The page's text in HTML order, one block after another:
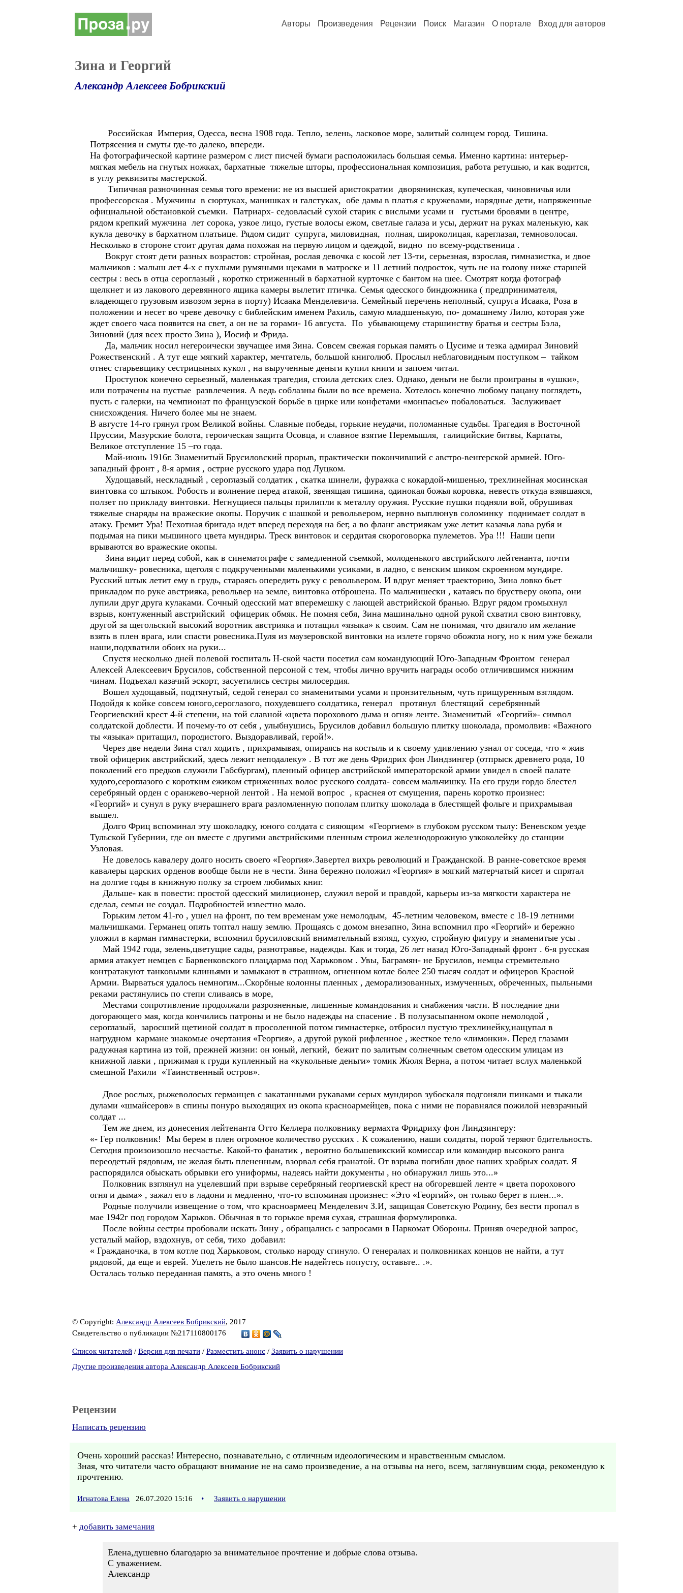
Авторы Произведения Рецензии Поиск Магазин О портале Вход для авторов
Зина и Георгий
Александр Алексеев Бобрикский
Российская Империя, Одесса, весна 1908 года. Тепло, зелень, ласковое море, залитый солнцем город. Тишина.
Потрясения и смуты где-то далеко, впереди.
На фотографической картине размером с лист писчей бумаги расположилась большая семья. Именно картина: интерьер-
мягкая мебель на гнутых ножках, бархатные тяжелые шторы, профессиональная композиция, работа ретушью, и как водится,
в углу реквизиты мастерской.
Типичная разночинная семья того времени: не из высшей аристократии дворянинская, купеческая, чиновничья или
профессорская . Мужчины в сюртуках, манишках и галстуках, обе дамы в платья с кружевами, нарядные дети, напряженные
официальной обстановкой съемки. Патриарх- седовласый сухой старик с вислыми усами и густыми бровями в центре,
рядом крепкий мужчина лет сорока, узкое лицо, густые волосы ежом, светлые галаза и усы, держит на руках маленькую, как
кукла девочку в бархатном платьице. Рядом сидит супруга, миловидная, полная, широколицая, кареглазая, темноволосая.
Несколько в стороне стоит другая дама похожая на первую лицом и одеждой, видно по всему-родственица .
Вокруг стоят дети разных возрастов: стройная, рослая девочка с косой лет 13-ти, серьезная, взрослая, гимназистка, и двое
мальчиков : малыш лет 4-х с пухлыми румяными щеками в матроске и 11 летний подросток, чуть не на голову ниже старшей
сестры : весь в отца сероглазый , коротко стриженный в бархатной курточке с бантом на шее. Смотрят когда фотограф
щелкнет и из лакового деревянного ящика камеры вылетит птичка. Семья одесского биндюжника ( предпринимателя,
владеющего грузовым извозом зерна в порту) Исаака Менделевича. Семейный перечень неполный, супруга Исаака, Роза в
положении и несет во чреве девочку с библейским именем Рахиль, самую младшенькую, по- домашнему Лилю, которая уже
ждет своего часа появится на свет, а он не за горами- 16 августа. По убывающему старшинству братья и сестры Бэла,
Зиновий (для всех просто Зина ), Иосиф и Фрида.
Да, мальчик носил негероически звучащее имя Зина. Совсем свежая горькая память о Цусиме и тезка адмирал Зиновий
Рожественский . А тут еще мягкий характер, мечтатель, большой книголюб. Прослыл неблаговидным поступком – тайком
отнес старьевщику сестрицыных кукол , на вырученные деньги купил книги и запоем читал.
Проступок конечно серьезный, маленькая трагедия, стоила детских слез. Однако, деньги не были проиграны в «ушки»,
или потрачены на пустые развлечения. А ведь соблазны были во все времена. Хотелось конечно любому пацану поглядеть,
пусть с галерки, на чемпионат по французской борьбе в цирке или конфетами «монпасье» побаловаться. Заслуживает
снисхождения. Ничего более мы не знаем.
В августе 14-го грянул гром Великой войны. Славные победы, горькие неудачи, поломанные судьбы. Трагедия в Восточной
Пруссии, Мазурские болота, героическая защита Осовца, и славное взятие Перемышля, галицийские битвы, Карпаты,
Великое отступление 15 –го года.
Май-июнь 1916г. Знаменитый Брусиловский прорыв, практически покончивший с австро-венгерской армией. Юго-
западный фронт , 8-я армия , острие русского удара под Луцком.
Худощавый, нескладный , сероглазый солдатик , скатка шинели, фуражка с кокардой-мишенью, трехлинейная мосинская
винтовка со штыком. Робость и волнение перед атакой, звенящая тишина, одинокая божья коровка, невесть откуда взявшаяся,
ползет по прикладу винтовки. Негнущиеся пальцы прилипли к металлу оружия. Русские пушки подняли вой, обрушивая
тяжелые снаряды на вражеские окопы. Поручик с шашкой и револьвером, нервно выплюнув соломинку поднимает солдат в
атаку. Гремит Ура! Пехотная бригада идет вперед переходя на бег, а во фланг австриякам уже летит казачья лава рубя и
подымая на пики мышиного цвета мундиры. Треск винтовок и сердитая скороговорка пулеметов. Ура !!! Наши цепи
врываются во вражеские окопы.
Зина видит перед собой, как в синематографе с замедленной съемкой, молоденького австрийского лейтенанта, почти
мальчишку- ровесника, щеголя с подкрученными маленькими усиками, в ладно, с венским шиком скроенном мундире.
Русский штык летит ему в грудь, стараясь опередить руку с револьвером. И вдруг меняет траекторию, Зина ловко бьет
прикладом по руке австрияка, револьвер на земле, винтовка отброшена. По мальчишески , катаясь по брустверу окопа, они
лупили друг друга кулаками. Сочный одесский мат вперемешку с лающей австрийской бранью. Вдруг рядом громыхнул
взрыв, контуженный австрийский офицерик обмяк. Не помня себя, Зина машинально одной рукой схватил свою винтовку,
другой за щегольский высокий воротник австрияка и потащил «языка» к своим. Сам не понимая, что двигало им желание
взять в плен врага, или спасти ровесника.Пуля из маузеровской винтовки на излете горячо обожгла ногу, но к ним уже бежали
наши,подхватили обоих на руки...
Спустя несколько дней полевой госпиталь Н-ской части посетил сам командующий Юго-Западным Фронтом генерал
Алексей Алексеевич Брусилов, собственной персоной с тем, чтобы лично вручить награды особо отличившимся нижним
чинам. Подъехал казачий эскорт, засуетились сестры милосердия.
Вошел худощавый, подтянутый, седой генерал со знаменитыми усами и пронзительным, чуть прищуренным взглядом.
Подойдя к койке совсем юного,сероглазого, похудевшего солдатика, генерал протянул блестящий серебрянный
Георгиевский крест 4-й степени, на той славной «цвета порохового дыма и огня» ленте. Знаменитый «Георгий»- символ
солдатской доблести. И почему-то от себя , улыбнушись, Брусилов добавил большую плитку шоколада, промолвив: «Важного
ты «языка» притащил, породистого. Выздоравливай, герой!».
Через две недели Зина стал ходить , прихрамывая, опираясь на костыль и к своему удивлению узнал от соседа, что « жив
твой офицерик австрийский, здесь лежит неподалеку» . В тот же день Фридрих фон Линдзингер (отпрыск древнего рода, 10
поколений его предков служили Габсбургам), пленный офицер австрийской императорской армии увидел в своей палате
худого,сероглазого с коротким ежиком стриженных волос русского солдата- совсем мальчишку. На его груди гордо блестел
серебряный орден с оранжево-черной лентой . На немой вопрос , краснея от смущения, парень коротко произнес:
«Георгий» и сунул в руку вчерашнего врага разломленную пополам плитку шоколада в блестящей фольге и прихрамывая
вышел.
Долго Фриц вспоминал эту шоколадку, юного солдата с сияющим «Георгием» в глубоком русском тылу: Веневском уезде
Тульской Губернии, где он вместе с другими австрийскими пленным строил железнодорожную узкоколейку до станции
Узловая.
Не довелось кавалеру долго носить своего «Георгия».Завертел вихрь революций и Гражданской. В ранне-советское время
кавалеры царских орденов вообще были не в чести. Зина бережно положил «Георгия» в мягкий матерчатый кисет и спрятал
на долгие годы в книжную полку за строем любимых книг.
Дальше- как в повести: простой одесский милиционер, служил верой и правдой, карьеры из-за мягкости характера не
сделал, семьи не создал. Подробностей известно мало.
Горьким летом 41-го , ушел на фронт, по тем временам уже немолодым, 45-летним человеком, вместе с 18-19 летними
мальчишками. Германец опять топтал нашу землю. Прощаясь с домом внезапно, Зина вспомнил про «Георгий» и бережно
уложил в карман гимнастерки, вспомнил брусиловский внимательный взгляд, сухую, стройную фигуру и знаменитые усы .
Май 1942 года, зелень,цветущие сады, разнотравье, надежды. Как и тогда, 26 лет назад Юго-Западный фронт . 6-я русская
армия атакует немцев с Барвенковского плацдарма под Харьковом . Увы, Баграмян- не Брусилов, немцы стремительно
контратакуют танковыми клиньями и замыкают в страшном, огненном котле более 250 тысяч солдат и офицеров Красной
Армии. Вырваться удалось немногим...Скорбные колонны пленных , деморализованных, измученных, обреченных, пыльными
реками растянулись по степи сливаясь в море,
Местами сопротивление продолжали разрозненные, лишенные командования и снабжения части. В последние дни
догорающего мая, когда кончились патроны и не было надежды на спасение . В полузасыпанном окопе немолодой ,
сероглазый, заросший щетиной солдат в просоленной потом гимнастерке, отбросил пустую трехлинейку,нащупал в
нагрудном кармане знакомые очертания «Георгия», а другой рукой рифленное , жесткое тело «лимонки». Перед глазами
радужная картина из той, прежней жизни: он юный, легкий, бежит по залитым солнечным светом одесским улицам из
книжной лавки , прижимая к груди купленный на «кукольные деньги» томик Жюля Верна, а потом читает вслух маленькой
смешной Рахили «Таинственный остров».
Двое рослых, рыжеволосых германцев с закатанными рукавами серых мундиров зубоскаля подгоняли пинками и тыкали
дулами «шмайсеров» в спины понуро выходящих из окопа красноармейцев, пока с ними не поравнялся пожилой невзрачный
солдат ...
Тем же днем, из донесения лейтенанта Отто Келлера полковнику вермахта Фридриху фон Линдзингеру:
«- Гер полковник! Мы берем в плен огромное количество русских . К сожалению, наши солдаты, порой теряют бдительность.
Сегодня произоизошло несчастье. Какой-то фанатик , вероятно большевикский комиссар или командир высокого ранга
переодетый рядовым, не желая быть плененным, взорвал себя гранатой. От взрыва погибли двое наших храбрых солдат. Я
распорядился обыскать обрывки его униформы, надеясь найти документы , но обнаружил лишь это...»
Полковник взглянул на уцелевший при взрыве серебряный георгиевскй крест на обгоревшей ленте « цвета порохового
огня и дыма» , зажал его в ладони и медленно, что-то вспоминая произнес: «Это «Георгий», он только берет в плен...».
Родные получили извещение о том, что красноармеец Менделевич З.И, защищая Советскую Родину, без вести пропал в
мае 1942г под городом Харьков. Обычная в то горькое время сухая, страшная формулировка.
После войны сестры пробовали искать Зину , обращались с запросами в Наркомат Обороны. Приняв очередной запрос,
усталый майор, вздохнув, от себя, тихо добавил:
« Гражданочка, в том котле под Харьковом, столько народу сгинуло. О генералах и полковниках концов не найти, а тут
рядовой, да еще и еврей. Уцелеть не было шансов.Не надейтесь попусту, оставьте.. .».
Осталась только переданная память, а это очень много !
© Copyright: Александр Алексеев Бобрикский, 2017
Свидетельство о публикации №217110800176
Список читателей / Версия для печати / Разместить анонс / Заявить о нарушении
Другие произведения автора Александр Алексеев Бобрикский
Рецензии
Написать рецензию
Очень хороший рассказ! Интересно, познавательно, с отличным идеологическим и нравственным смыслом.
Зная, что читатели часто обращают внимание не на само произведение, а на отзывы на него, всем, заглянувшим сюда, рекомендую к
прочтению.
Игнатова Елена 26.07.2020 15:16 • Заявить о нарушении
+ добавить замечания
Елена,душевно благодарю за внимательное прочтение и добрые слова отзыва.
С уважением.
Александр